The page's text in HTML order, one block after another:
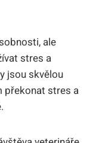
ale
stres a
jsou skvělou
překonat stres a